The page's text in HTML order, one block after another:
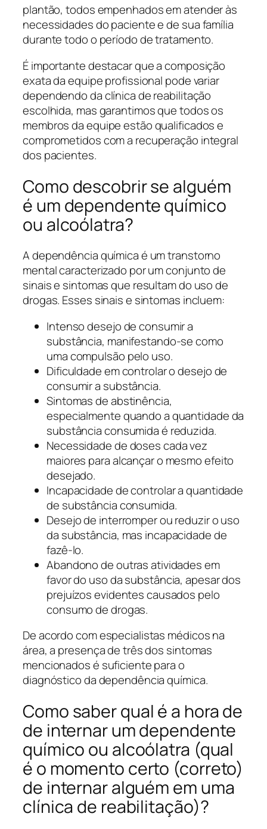
plantão, todos empenhados em atender às
necessidades do paciente e de sua família
durante todo o período de tratamento.
É importante destacar que a composição
exata da equipe profissional pode variar
dependendo da clínica de reabilitação
escolhida, mas garantimos que todos os
membros da equipe estão qualificados e
comprometidos com a recuperação integral
dos pacientes.
Como descobrir se alguém
é um dependente químico
ou alcoólatra?
A dependência química é um transtorno
mental caracterizado por um conjunto de
sinais e sintomas que resultam do uso de
drogas. Esses sinais e sintomas incluem:
Intenso desejo de consumir a
substância, manifestando-se como
uma compulsão pelo uso.
Dificuldade em controlar o desejo de
consumir a substância.
Sintomas de abstinência,
especialmente quando a quantidade da
substância consumida é reduzida.
Necessidade de doses cada vez
maiores para alcançar o mesmo efeito
desejado.
Incapacidade de controlar a quantidade
de substância consumida.
Desejo de interromper ou reduzir o uso
da substância, mas incapacidade de
fazê-lo.
Abandono de outras atividades em
favor do uso da substância, apesar dos
prejuízos evidentes causados pelo
consumo de drogas.
De acordo com especialistas médicos na
área, a presença de três dos sintomas
mencionados é suficiente para o
diagnóstico da dependência química.
Como saber qual é a hora de
de internar um dependente
químico ou alcoólatra (qual
é o momento certo (correto)
de internar alguém em uma
clínica de reabilitação)?